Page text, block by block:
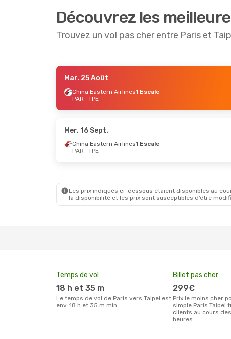
Découvrez les
Trouvez un vol pas cher entre Paris et
- Mer. 16 Sept.
China Eastern Airlines1 Escale
- Ven. 9 Oct.
TPE
Mar. 25 Août
China Eastern Airlines1 Escale
PAR- TPE
Mer. 16 Sept.
China Eastern Airlines1 Escale
PAR- TPE
Les prix indiqués ci-dessous étaient disponibles au
la disponibilité et les prix sont susceptibles d’être
Temps de vol
18 h et 35 m
Le temps de vol de Paris vers Taipei est
env. 18 h et 35 m min.
Billet pas cher
299€
Prix le moins cher pour un billet aller
simple Paris Taipei
clients au cours
heures